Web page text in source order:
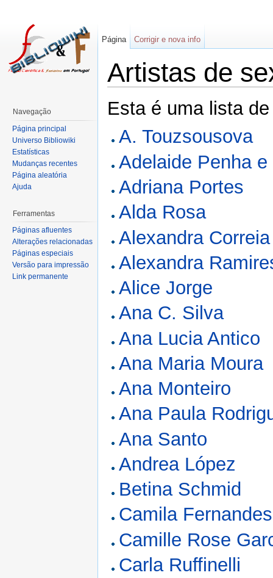
Artistas de
Esta é uma lista
A. Touzsousova
Adelaide Penha e
Adriana Portes
Alda Rosa
Alexandra Correia
Alexandra
Alice Jorge
Ana C. Silva
Ana Lucia Antico
Ana Maria Moura
Ana Monteiro
Ana Paula
Ana Santo
Andrea López
Betina Schmid
Camila Fernandes
Camille Rose
Carla Ruffinelli
Página Corrigir e nova info
Navegação
Página principal
Universo Bibliowiki
Estatísticas
Mudanças recentes
Página aleatória
Ajuda
Ferramentas
Páginas afluentes
Alterações relacionadas
Páginas especiais
Versão para impressão
Link permanente